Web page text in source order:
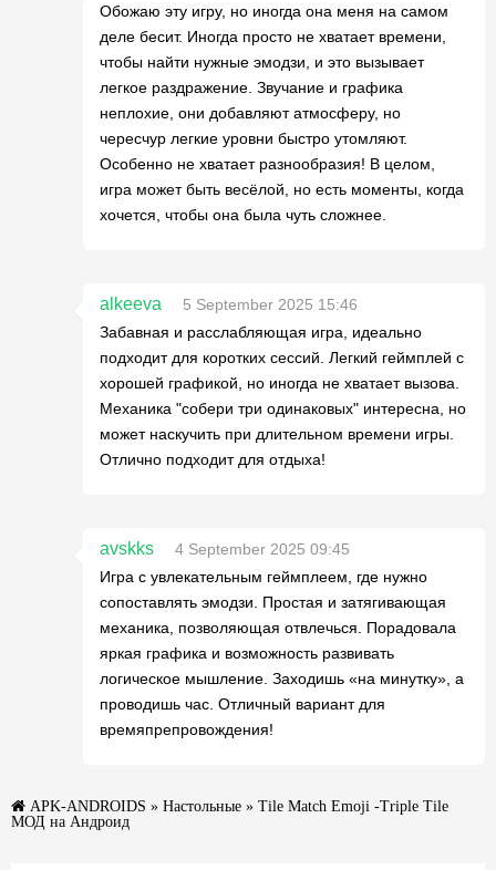
Обожаю эту игру, но иногда она меня на самом
деле бесит. Иногда просто не хватает времени,
чтобы найти нужные эмодзи, и это вызывает
легкое раздражение. Звучание и графика
неплохие, они добавляют атмосферу, но
чересчур легкие уровни быстро утомляют.
Особенно не хватает разнообразия! В целом,
игра может быть весёлой, но есть моменты, когда
хочется, чтобы она была чуть сложнее.
alkeeva
5 September 2025 15:46
Забавная и расслабляющая игра, идеально
подходит для коротких сессий. Легкий геймплей с
хорошей графикой, но иногда не хватает вызова.
Механика "собери три одинаковых" интересна, но
может наскучить при длительном времени игры.
Отлично подходит для отдыха!
avskks
4 September 2025 09:45
Игра с увлекательным геймплеем, где нужно
сопоставлять эмодзи. Простая и затягивающая
механика, позволяющая отвлечься. Порадовала
яркая графика и возможность развивать
логическое мышление. Заходишь «на минутку», а
проводишь час. Отличный вариант для
времяпрепровождения!
APK-ANDROIDS » Настольные » Tile Match Emoji -Triple Tile
МОД на Андроид